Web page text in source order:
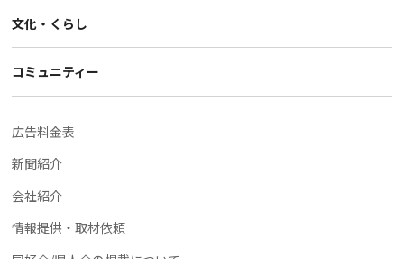
文化・くらし
コミュニティー
広告料金表
新聞紹介
会社紹介
情報提供・取材依頼